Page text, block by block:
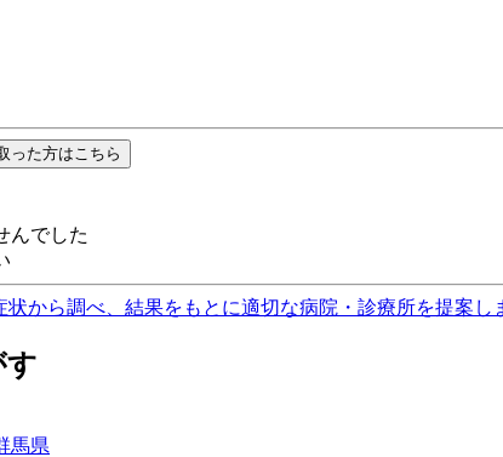
った方はこちら
んでした
状から調べ、結果をもとに適切な病院・診療所を提案し
す
馬県